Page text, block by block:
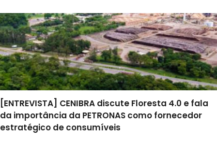
[ENTREVISTA] CENIBRA discute Floresta 4.0 e fala
da importância da PETRONAS como fornecedor
estratégico de consumíveis